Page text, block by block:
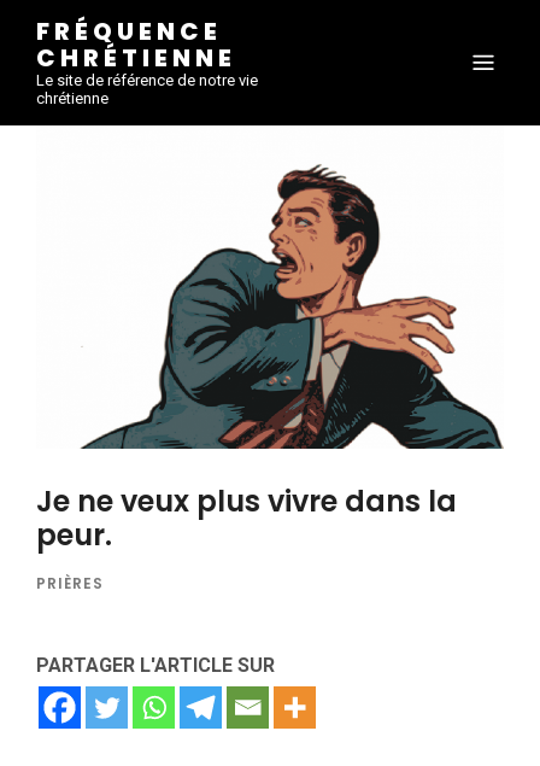
FRÉQUENCE
CHRÉTIENNE
Le site de référence de notre vie
chrétienne
Je ne veux plus vivre dans la
peur.
PRIÈRES
PARTAGER L'ARTICLE SUR